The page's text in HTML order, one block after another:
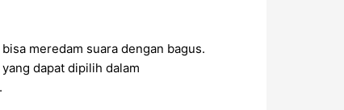
meredam suara dengan bagus.
dapat dipilih dalam